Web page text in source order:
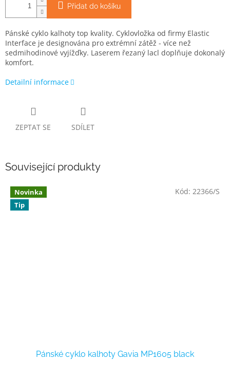
Přidat do košíku
Pánské cyklo kalhoty top kvality. Cyklovložka od firmy Elastic
Interface je designována pro extrémní zátěž - více než
sedmihodinové vyjížďky. Laserem řezaný lacl doplňuje dokonalý
komfort.
Detailní informace
ZEPTAT SE SDÍLET
Související produkty
Novinka
Tip
Pánské cyklo kalhoty Gavia MP1605 black
Kód: 22366/S